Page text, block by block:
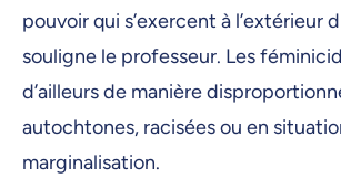
pouvoir qui s’exercent à l’extérieur
souligne le professeur. Les
d’ailleurs de manière
autochtones, racisées ou en
marginalisation.